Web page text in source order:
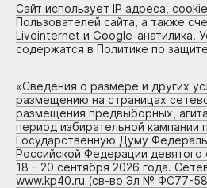
Сайт использует IP адреса,
Пользователей сайта, а также
Liveinternet и Google-анатилика.
содержатся в Политике по
«Сведения о размере и других
размещению на страницах
размещения предвыборных,
период избирательной кампании
Государственную Думу
Российской Федерации девятого
18 – 20 сентября 2026 года.
www.kp40.ru (св-во Эл № ФС77-